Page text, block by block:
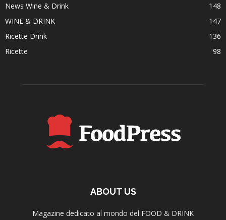
News Wine & Drink
148
WINE & DRINK
147
Ricette Drink
136
Ricette
98
ABOUT US
Magazine dedicato al mondo del FOOD & DRINK